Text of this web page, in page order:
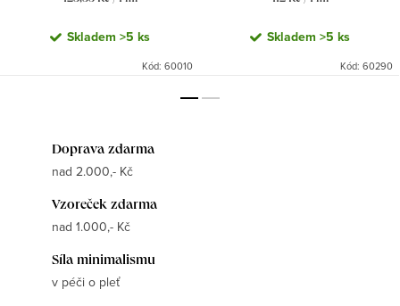
Skladem >5 ks
Kód: 60010
Skladem >5 ks
Kód: 60290
Doprava zdarma
nad 2.000,- Kč
Vzoreček zdarma
nad 1.000,- Kč
Síla minimalismu
v péči o pleť